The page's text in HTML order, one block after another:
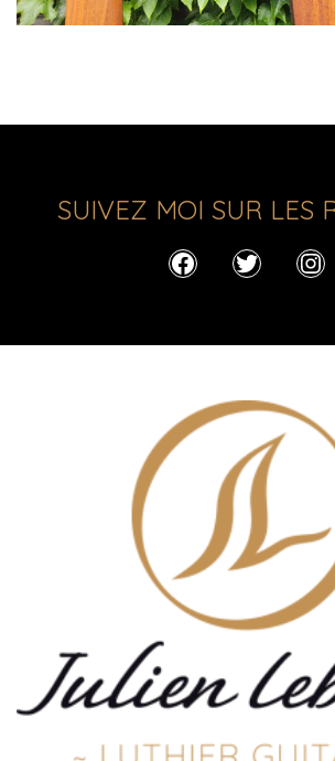
SUIVEZ MOI SUR LES
FacebookTwitter